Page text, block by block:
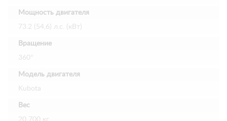
Мощность двигателя
73.2 (54,6) л.с. (кВт)
Вращение
360°
Модель двигателя
Kubota
Вес
20 700 кг